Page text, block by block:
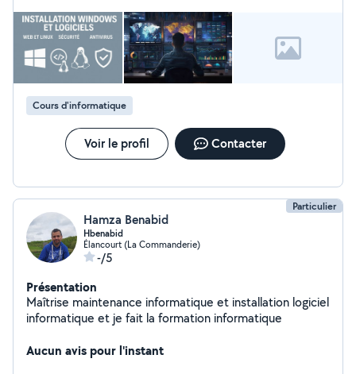
Cours d'informatique
Voir le profil Contacter
Particulier
Hamza Benabid
Hbenabid
Élancourt (La Commanderie)
-/5
Présentation
Maîtrise maintenance informatique et installation logiciel
informatique et je fait la formation informatique
Aucun avis pour l'instant